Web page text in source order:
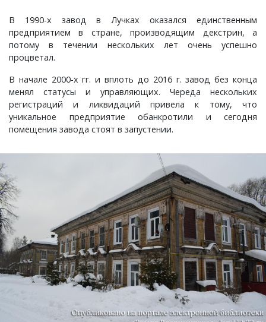
В 1990-х завод в Лучках оказался единственным
предприятием в стране, производящим декстрин, а
потому в течении нескольких лет очень успешно
процветал.
В начале 2000-х гг. и вплоть до 2016 г. завод без конца
менял статусы и управляющих. Череда нескольких
регистраций и ликвидаций привела к тому, что
уникальное предприятие обанкротили и сегодня
помещения завода стоят в запустении.